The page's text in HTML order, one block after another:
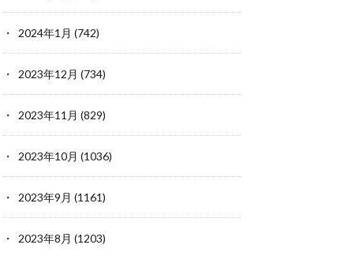
2024年1月 (742)
2023年12月 (734)
2023年11月 (829)
2023年10月 (1036)
2023年9月 (1161)
2023年8月 (1203)